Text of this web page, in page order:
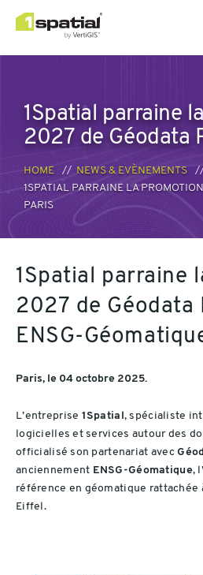
1Spatial parraine
2027 de Géodata
HOME
NEWS & EVÈNEMENTS
1SPATIAL PARRAINE LA
PARIS
1Spatial parraine
2027 de Géodata
ENSG-
Paris, le 04 octobre 2025.
L’entreprise 1Spatial, spécialiste
logicielles et services autour des
officialisé son partenariat avec
anciennement ENSG-Géomatique,
référence en géomatique rattachée
Eiffel.